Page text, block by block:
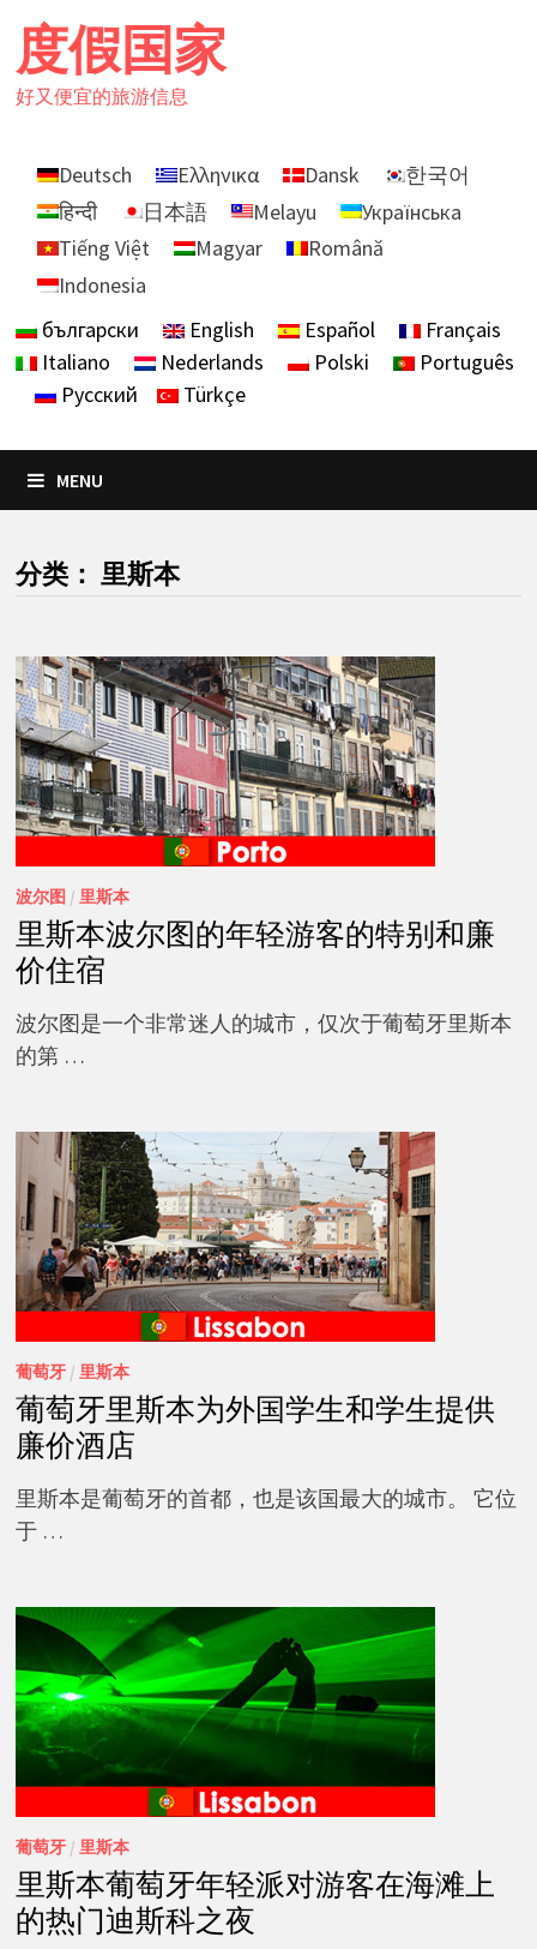
content
度假国家
好又便宜的旅游信息
Deutsch Ελληνικα Dansk
한국어
हिन्दी
日本語 Melayu
Українська
Tiếng Việt
Magyar
Română
Indonesia
български
English Español
Français
Italiano
Nederlands Polski
Português
Русский
Türkçe
MENU
分类： 里斯本
波尔图 / 里斯本
里斯本波尔图的年轻游客的特别和廉
价住宿
波尔图是一个非常迷人的城市，仅次于葡萄牙里斯本
的第 …
葡萄牙/ 里斯本
葡萄牙里斯本为外国学生和学生提供
廉价酒店
里斯本是葡萄牙的首都，也是该国最大的城市。 它位
于 …
葡萄牙/ 里斯本
里斯本葡萄牙年轻派对游客在海滩上
的热门迪斯科之夜